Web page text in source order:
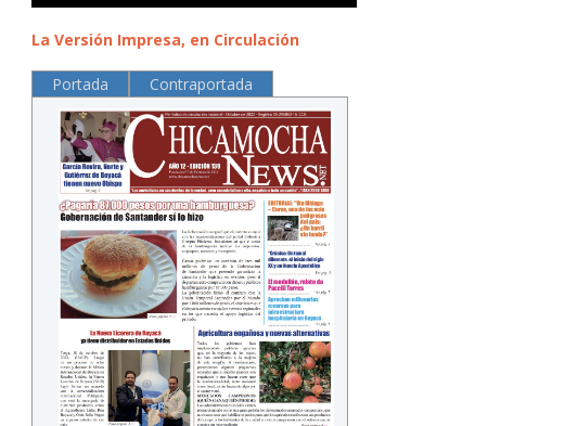
La Versión Impresa, en Circulación
Portada Contraportada